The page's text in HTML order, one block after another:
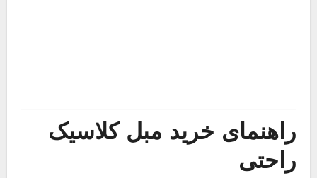
راهنمای خرید مبل کلاسیک
راحتی